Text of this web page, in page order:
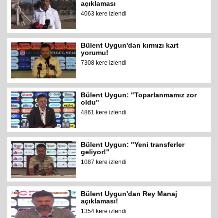
açıklaması
4063 kere izlendi
Bülent Uygun'dan kırmızı kart
yorumu!
7308 kere izlendi
Bülent Uygun: "Toparlanmamız zor
oldu"
4861 kere izlendi
Bülent Uygun: "Yeni transferler
geliyor!"
1087 kere izlendi
Bülent Uygun'dan Rey Manaj
açıklaması!
1354 kere izlendi